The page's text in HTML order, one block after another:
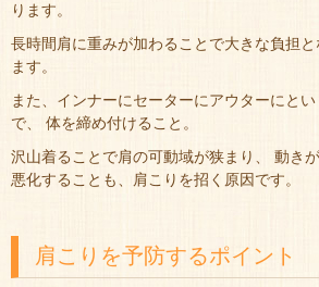
ります。
長時間肩に重みが加わることで大きな負担
ます。
また、インナーにセーターにアウターにと
で、 体を締め付けること。
沢山着ることで肩の可動域が狭まり、 動き
悪化することも、肩こりを招く原因です。
肩こりを予防するポイント